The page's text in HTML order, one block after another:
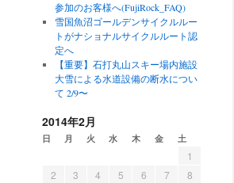
参加のお客様へ(FujiRock_FAQ)
雪国魚沼ゴールデンサイクルルー
トがナショナルサイクルルート認
定へ
【重要】石打丸山スキー場内施設
大雪による水道設備の断水につい
て 2/9〜
2014年2月
日 月 火 水 木 金 土
1
2
3 4 5 6 7 8